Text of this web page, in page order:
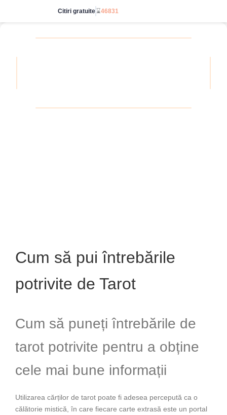
Citiri gratuite⌛46831
Cum să pui întrebările
potrivite de Tarot
Cum să puneți întrebările de
tarot potrivite pentru a obține
cele mai bune informații
Utilizarea cărților de tarot poate fi adesea percepută ca o
călătorie mistică, în care fiecare carte extrasă este un portal